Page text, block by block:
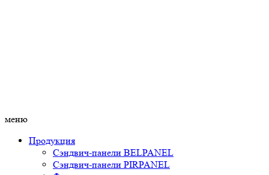
меню
Продукция
Сэндвич-панели BELPANEL
Сэндвич-панели PIRPANEL